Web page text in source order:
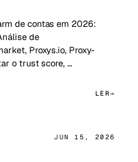
de contas em 2026:
de
Proxys.io, Proxy-
o trust score, …
LER
JUN 15, 2026